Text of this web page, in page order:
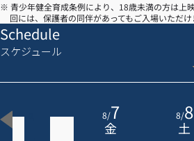
※ 青少年健全育成条例により、18歳未満の方は上
回には、保護者の同伴があってもご入場いただけ
Schedule
スケジュール
8/7
金
8/8
土